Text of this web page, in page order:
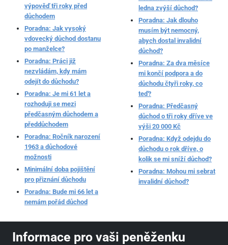
výpověď tři roky před
důchodem
Poradna: Jak vysoký
vdovecký důchod dostanu
po manželce?
Poradna: Práci již
nezvládám, kdy mám
odejít do důchodu?
Poradna: Je mi 61 let a
rozhoduji se mezi
předčasným důchodem a
předdůchodem
Poradna: Ročník narození
1963 a důchodové
možnosti
Minimální doba pojištění
pro přiznání důchodu
Poradna: Bude mi 66 let a
nemám pořád důchod
ledna zvýší důchod?
Poradna: Jak dlouho
musím být nemocný,
abych dostal invalidní
důchod?
Poradna: Za dva měsíce
mi končí podpora a do
důchodu čtyři roky, co
teď?
Poradna: Předčasný
důchod o tři roky dříve ve
výši 20 000 Kč
Poradna: Když odejdu do
důchodu o rok dříve, o
kolik se mi sníží důchod?
Poradna: Mohou mi sebrat
invalidní důchod?
Informace pro vaši peněženku